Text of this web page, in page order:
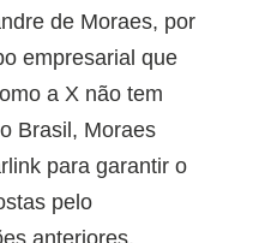
de Moraes, por
empresarial que
a X não tem
Brasil, Moraes
para garantir o
pelo